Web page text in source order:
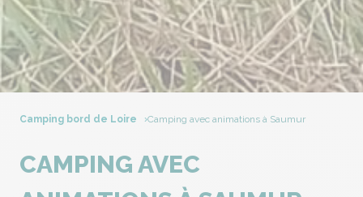
Camping bord de Loire Camping avec animations à Saumur
CAMPING AVEC